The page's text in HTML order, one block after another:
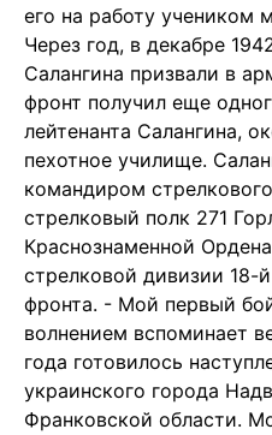
его на работу учеником
Через год, в декабре
Салангина призвали в
фронт получил еще
лейтенанта Салангина,
пехотное училище.
командиром
стрелковый полк 271
Краснознаменной
стрелковой дивизии 18-
фронта. - Мой первый
волнением вспоминает
года готовилось
украинского города
Франковской области.